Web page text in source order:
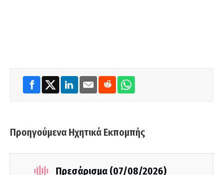
Προηγούμενα Ηχητικά Εκπομπής
Πρεσάρισμα (07/08/2026)